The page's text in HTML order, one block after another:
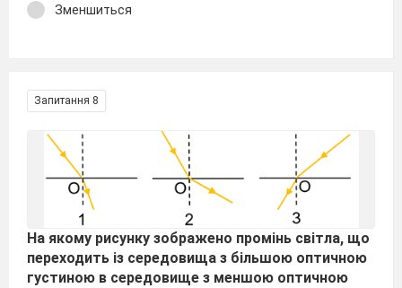
Зменшиться
Запитання 8
На якому рисунку зображено промінь світла, що
переходить із середовища з більшою оптичною
густиною в середовище з меншою оптичною